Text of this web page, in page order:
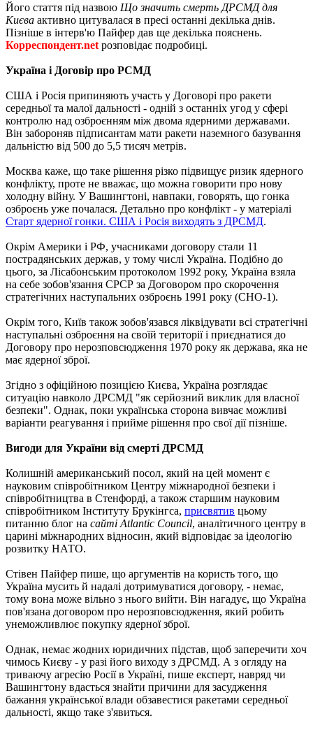
Його стаття під назвою Що значить смерть ДРСМД для
Києва активно цитувалася в пресі останні декілька днів.
Пізніше в інтерв'ю Пайфер дав ще декілька пояснень.
Корреспондент.net розповідає подробиці.
Україна і Договір про РСМД
США і Росія припиняють участь у Договорі про ракети
середньої та малої дальності - одній з останніх угод у сфері
контролю над озброєнням між двома ядерними державами.
Він забороняв підписантам мати ракети наземного базування
дальністю від 500 до 5,5 тисяч метрів.
Москва каже, що таке рішення різко підвищує ризик ядерного
конфлікту, проте не вважає, що можна говорити про нову
холодну війну. У Вашингтоні, навпаки, говорять, що гонка
озброєнь уже почалася. Детально про конфлікт - у матеріалі
Старт ядерної гонки. США і Росія виходять з ДРСМД.
Окрім Америки і РФ, учасниками договору стали 11
пострадянських держав, у тому числі Україна. Подібно до
цього, за Лісабонським протоколом 1992 року, Україна взяла
на себе зобов'язання СРСР за Договором про скорочення
стратегічних наступальних озброєнь 1991 року (СНО-1).
Окрім того, Київ також зобов'язався ліквідувати всі стратегічні
наступальні озброєння на своїй території і приєднатися до
Договору про нерозповсюдження 1970 року як держава, яка не
має ядерної зброї.
Згідно з офіційною позицією Києва, Україна розглядає
ситуацію навколо ДРСМД "як серйозний виклик для власної
безпеки". Однак, поки українська сторона вивчає можливі
варіанти реагування і прийме рішення про свої дії пізніше.
Вигоди для України від смерті ДРСМД
Колишній американський посол, який на цей момент є
науковим співробітником Центру міжнародної безпеки і
співробітництва в Стенфорді, а також старшим науковим
співробітником Інституту Брукінгса, присвятив цьому
питанню блог на сайті Atlantic Council, аналітичного центру в
царині міжнародних відносин, який відповідає за ідеологію
розвитку НАТО.
Стівен Пайфер пише, що аргументів на користь того, що
Україна мусить й надалі дотримуватися договору, - немає,
тому вона може вільно з нього вийти. Він нагадує, що Україна
пов'язана договором про нерозповсюдження, який робить
унеможливлює покупку ядерної зброї.
Однак, немає жодних юридичних підстав, щоб заперечити хоч
чимось Києву - у разі його виходу з ДРСМД. А з огляду на
триваючу агресію Росії в Україні, пише експерт, навряд чи
Вашингтону вдасться знайти причини для засудження
бажання української влади обзавестися ракетами середньої
дальності, якщо таке з'явиться.